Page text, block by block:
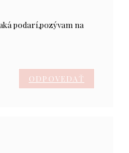
podarí,pozývam na
ODPOVEDAŤ